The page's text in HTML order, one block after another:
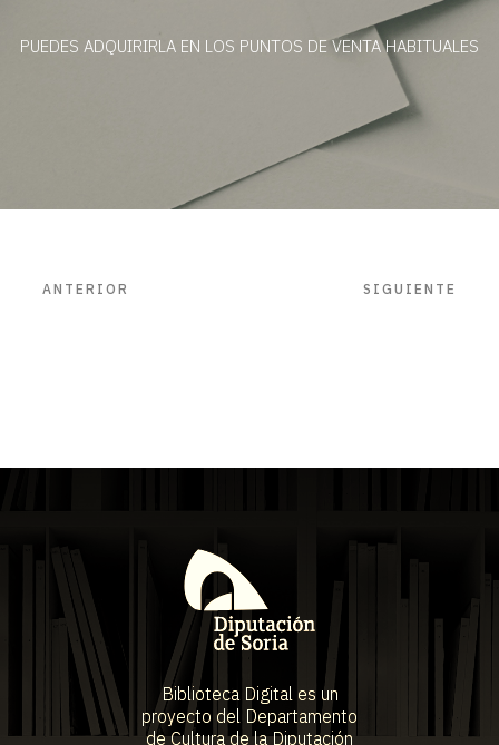
PUEDES ADQUIRIRLA EN LOS PUNTOS DE VENTA HABITUALES
ANTERIOR SIGUIENTE
Biblioteca Digital es un
proyecto del Departamento